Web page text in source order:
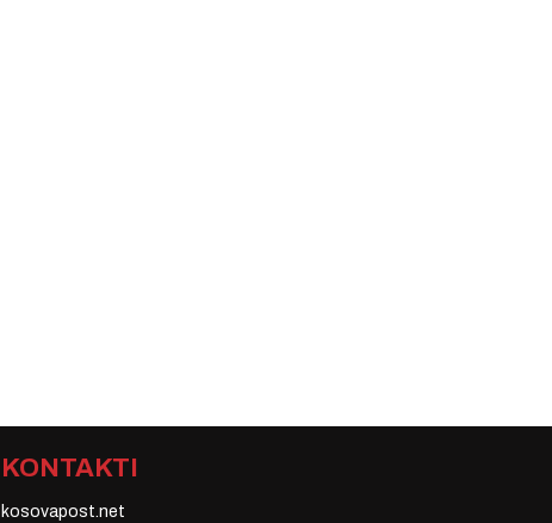
KONTAKTI
kosovapost.net